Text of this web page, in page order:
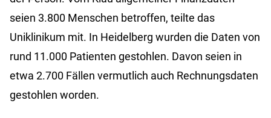
seien 3.800 Menschen betroffen, teilte das
Uniklinikum mit. In Heidelberg wurden die Daten von
rund 11.000 Patienten gestohlen. Davon seien in
etwa 2.700 Fällen vermutlich auch Rechnungsdaten
gestohlen worden.